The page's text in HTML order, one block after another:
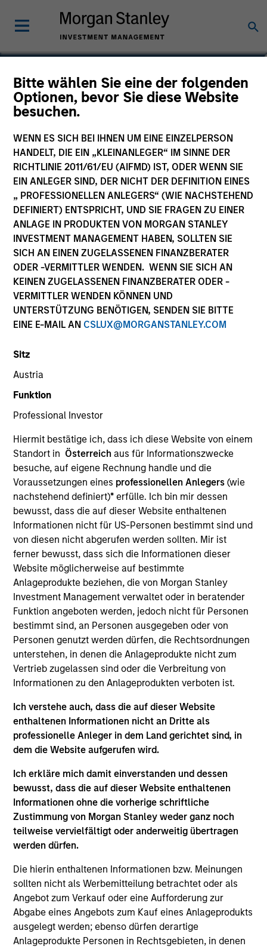
Bitte wählen Sie eine der folgenden
Optionen, bevor Sie diese Website
besuchen.
WENN ES SICH BEI IHNEN UM EINE EINZELPERSON
HANDELT, DIE EIN „KLEINANLEGER“ IM SINNE DER
RICHTLINIE 2011/61/EU (AIFMD) IST, ODER WENN SIE
EIN ANLEGER SIND, DER NICHT DER DEFINITION EINES
„ PROFESSIONELLEN ANLEGERS“ (WIE NACHSTEHEND
DEFINIERT) ENTSPRICHT, UND SIE FRAGEN ZU EINER
ANLAGE IN PRODUKTEN VON MORGAN STANLEY
INVESTMENT MANAGEMENT HABEN, SOLLTEN SIE
SICH AN EINEN ZUGELASSENEN FINANZBERATER
ODER -VERMITTLER WENDEN. WENN SIE SICH AN
KEINEN ZUGELASSENEN FINANZBERATER ODER -
VERMITTLER WENDEN KÖNNEN UND
UNTERSTÜTZUNG BENÖTIGEN, SENDEN SIE BITTE
EINE E-MAIL AN CSLUX@MORGANSTANLEY.COM
Sitz
Austria
Funktion
Professional Investor
Hiermit bestätige ich, dass ich diese Website von einem
Standort in Österreich aus für Informationszwecke
besuche, auf eigene Rechnung handle und die
Voraussetzungen eines professionellen Anlegers(wie
nachstehend definiert)* erfülle. Ich bin mir dessen
bewusst, dass die auf dieser Website enthaltenen
Informationen nicht für US-Personen bestimmt sind und
von diesen nicht abgerufen werden sollten. Mir ist
ferner bewusst, dass sich die Informationen dieser
Website möglicherweise auf bestimmte
Anlageprodukte beziehen, die von Morgan Stanley
Investment Management verwaltet oder in beratender
Funktion angeboten werden, jedoch nicht für Personen
bestimmt sind, an Personen ausgegeben oder von
Personen genutzt werden dürfen, die Rechtsordnungen
unterstehen, in denen die Anlageprodukte nicht zum
Vertrieb zugelassen sind oder die Verbreitung von
Informationen zu den Anlageprodukten verboten ist.
Ich verstehe auch, dass die auf dieser Website
enthaltenen Informationen nicht an Dritte als
professionelle Anleger in dem Land gerichtet sind, in
dem die Website aufgerufen wird.
Ich erkläre mich damit einverstanden und dessen
bewusst, dass die auf dieser Website enthaltenen
Informationen ohne die vorherige schriftliche
Zustimmung von Morgan Stanley weder ganz noch
teilweise vervielfältigt oder anderweitig übertragen
werden dürfen.
Die hierin enthaltenen Informationen bzw. Meinungen
sollten nicht als Werbemitteilung betrachtet oder als
Angebot zum Verkauf oder eine Aufforderung zur
Abgabe eines Angebots zum Kauf eines Anlageprodukts
ausgelegt werden; ebenso dürfen derartige
Anlageprodukte Personen in Rechtsgebieten, in denen
Mehdi Barone
Portfolio Manager and founding
member of Parametric EMEA
YEARS OF INDUSTRY EXPERIENCE
25 Years
TEAM
Parametric
Mehdi Barone is a Portfolio Manager and founding
member of Parametric EMEA. Mr. Barone has over
24 years of experience in fund management, with
prior roles at HSBC Sinopia Asset Management as a
quantitative fund manager and at J.P. Morgan in
London as Head of Fund Management at J.P.
Morgan Mansart Management Limited. He rejoined
Parametric EMEA in 2016 as Head of Portfolio
Management and deputy of the Paris-based Asset
Management Company. He is a graduate of Skema
Business School (Finance) and holds a Master’s
Dauphine.
Team Insights
2026 OUTLOOKS